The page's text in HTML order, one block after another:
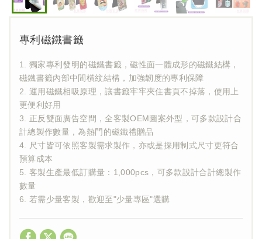
專利磁鐵書籤
1. 獨家專利發明的磁鐵書籤，磁性面一體成形的磁鐵結構，
磁鐵書籤內部中間橫紋結構，加強韌度的專利保障
2. 運用磁鐵相吸原理，讓書籤牢牢夾住書頁不掉落，使用上
更便利好用
3. 正反雙面廣告空間，全客製OEM圖案外型，可多款設計合
計總製作數量，為熱門的磁鐵禮贈品
4. 尺寸皆可依照客製需求製作，亦或是採用制式尺寸更符合
預算成本
5. 客製生產最低訂購量：1,000pcs，可多款設計合計總製作
數量
6. 若需少量客製，歡迎至"少量專區"選購